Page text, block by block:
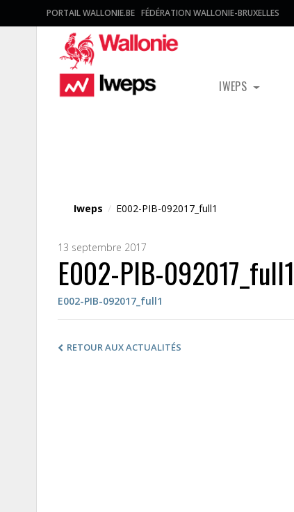
PORTAIL WALLONIE.BE FÉDÉRATION WALLONIE-BRUXELLES
IWEPS
Iweps / E002-PIB-092017_full1
13 septembre 2017
E002-PIB-092017_full1
E002-PIB-092017_full1
RETOUR AUX ACTUALITÉS